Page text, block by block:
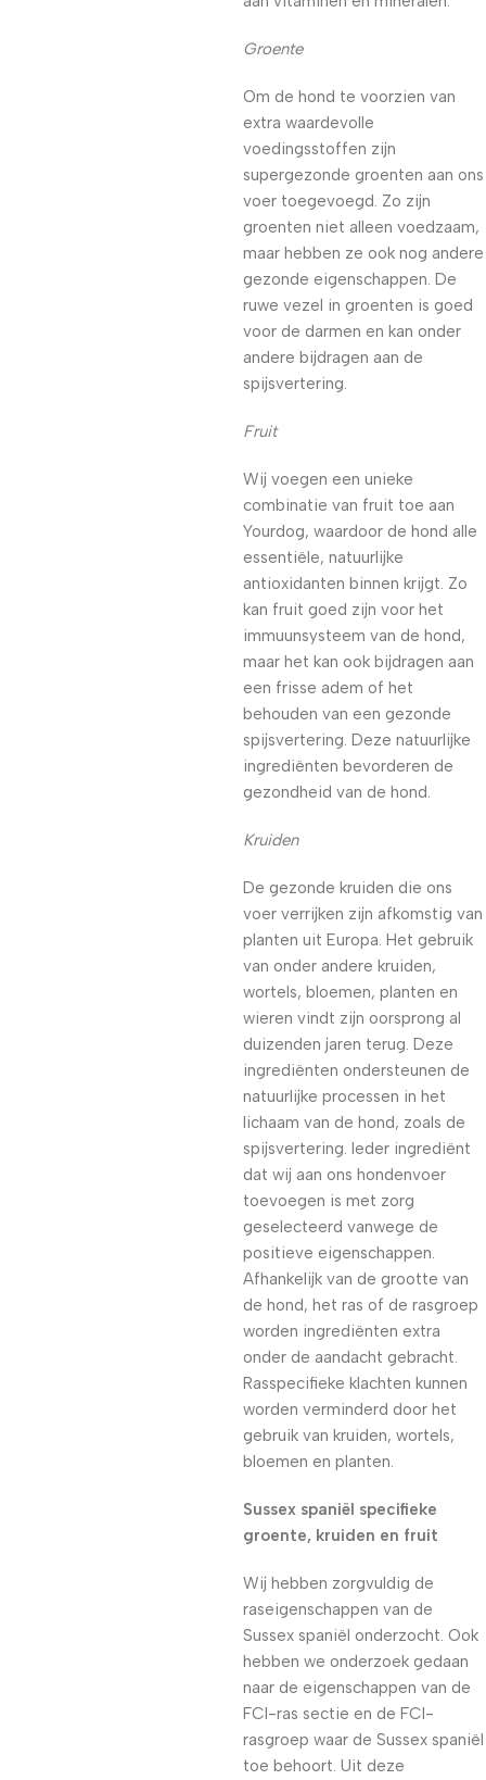
Groente
Om de hond te voorzien van
extra waardevolle
voedingsstoffen zijn
supergezonde groenten aan ons
voer toegevoegd. Zo zijn
groenten niet alleen voedzaam,
maar hebben ze ook nog andere
gezonde eigenschappen. De
ruwe vezel in groenten is goed
voor de darmen en kan onder
andere bijdragen aan de
spijsvertering.
Fruit
Wij voegen een unieke
combinatie van fruit toe aan
Yourdog, waardoor de hond alle
essentiële, natuurlijke
antioxidanten binnen krijgt. Zo
kan fruit goed zijn voor het
immuunsysteem van de hond,
maar het kan ook bijdragen aan
een frisse adem of het
behouden van een gezonde
spijsvertering. Deze natuurlijke
ingrediënten bevorderen de
gezondheid van de hond.
Kruiden
De gezonde kruiden die ons
voer verrijken zijn afkomstig van
planten uit Europa. Het gebruik
van onder andere kruiden,
wortels, bloemen, planten en
wieren vindt zijn oorsprong al
duizenden jaren terug. Deze
ingrediënten ondersteunen de
natuurlijke processen in het
lichaam van de hond, zoals de
spijsvertering. Ieder ingrediënt
dat wij aan ons hondenvoer
toevoegen is met zorg
geselecteerd vanwege de
positieve eigenschappen.
Afhankelijk van de grootte van
de hond, het ras of de rasgroep
worden ingrediënten extra
onder de aandacht gebracht.
Rasspecifieke klachten kunnen
worden verminderd door het
gebruik van kruiden, wortels,
bloemen en planten.
Sussex spaniël specifieke
groente, kruiden en fruit
Wij hebben zorgvuldig de
raseigenschappen van de
Sussex spaniël onderzocht. Ook
hebben we onderzoek gedaan
naar de eigenschappen van de
FCI-ras sectie en de FCI-
rasgroep waar de Sussex spaniël
toe behoort. Uit deze